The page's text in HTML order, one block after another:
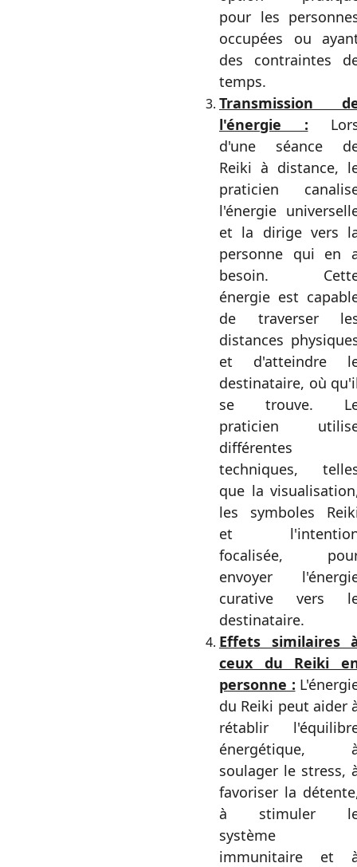
pour les
occupées ou
des contraintes
temps.
Transmission
l'énergie :
d'une séance
Reiki à distance,
praticien
l'énergie
et la dirige vers
personne qui en
besoin.
énergie est
de traverser
distances
et d'atteindre
destinataire, où
se trouve.
praticien
différentes
techniques,
que la
les symboles
et
focalisée,
envoyer
curative vers
destinataire.
Effets similaires
ceux du Reiki
personne :
du Reiki peut aider
rétablir
énergétique,
soulager le stress,
favoriser la
à stimuler
système
immunitaire et